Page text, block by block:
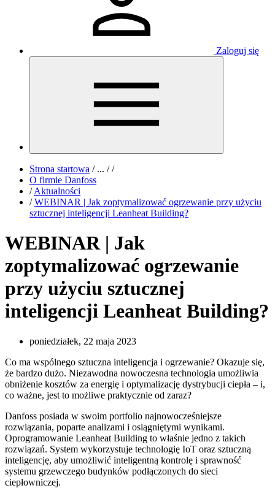
Zaloguj się
Strona startowa /... / /
O firmie Danfoss
/ Aktualności
/ WEBINAR | Jak zoptymalizować ogrzewanie przy użyciu
sztucznej inteligencji Leanheat Building?
WEBINAR | Jak
zoptymalizować ogrzewanie
przy użyciu sztucznej
inteligencji Leanheat Building?
poniedziałek, 22 maja 2023
Co ma wspólnego sztuczna inteligencja i ogrzewanie? Okazuje się,
że bardzo dużo. Niezawodna nowoczesna technologia umożliwia
obniżenie kosztów za energię i optymalizację dystrybucji ciepła – i,
co ważne, jest to możliwe praktycznie od zaraz?
Danfoss posiada w swoim portfolio najnowocześniejsze
rozwiązania, poparte analizami i osiągniętymi wynikami.
Oprogramowanie Leanheat Building to właśnie jedno z takich
rozwiązań. System wykorzystuje technologię IoT oraz sztuczną
inteligencję, aby umożliwić inteligentną kontrolę i sprawność
systemu grzewczego budynków podłączonych do sieci
ciepłowniczej.